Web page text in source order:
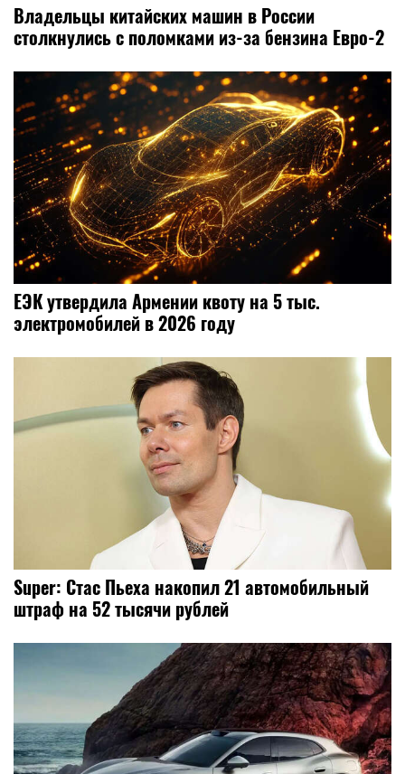
Владельцы китайских машин в России
столкнулись с поломками из-за бензина Евро-2
ЕЭК утвердила Армении квоту на 5 тыс.
электромобилей в 2026 году
Super: Стас Пьеха накопил 21 автомобильный
штраф на 52 тысячи рублей